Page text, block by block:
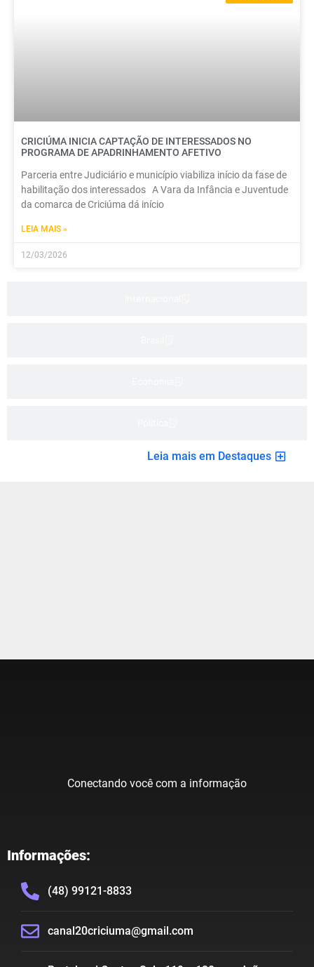
CRICIÚMA INICIA CAPTAÇÃO DE INTERESSADOS NO
PROGRAMA DE APADRINHAMENTO AFETIVO
Parceria entre Judiciário e município viabiliza início da fase de
habilitação dos interessados A Vara da Infância e Juventude
da comarca de Criciúma dá início
LEIA MAIS »
12/03/2026
Leia mais em Destaques
Conectando você com a informação
Informações:
(48) 99121-8833
canal20criciuma@gmail.com